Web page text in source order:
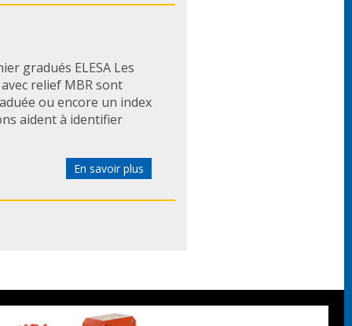
gradués ELESA Les
relief MBR sont
ou encore un index
aident à identifier
En savoir plus
...